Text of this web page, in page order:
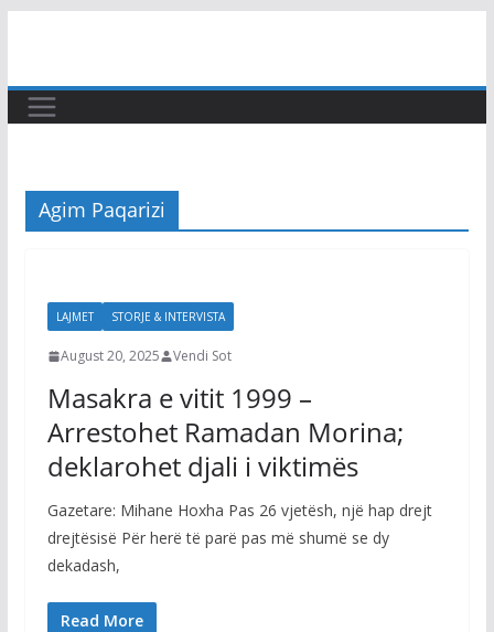
content
Agim Paqarizi
LAJMET STORJE & INTERVISTA
August 20, 2025 Vendi Sot
Masakra e vitit 1999 –
Arrestohet Ramadan Morina;
deklarohet djali i viktimës
Gazetare: Mihane Hoxha Pas 26 vjetësh, një hap drejt
drejtësisë Për herë të parë pas më shumë se dy
dekadash,
Read More